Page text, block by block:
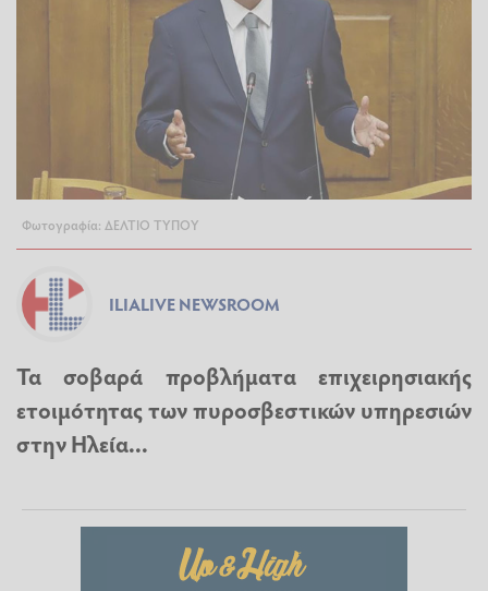
Φωτογραφία: ΔΕΛΤΙΟ ΤΥΠΟΥ
ILIALIVE NEWSROOM
Τα σοβαρά προβλήματα επιχειρησιακής
ετοιμότητας των πυροσβεστικών υπηρεσιών
στην Ηλεία...